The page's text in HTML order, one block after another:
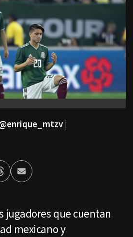
|
Enviar
por
jugadores que cuentan
mexicano y